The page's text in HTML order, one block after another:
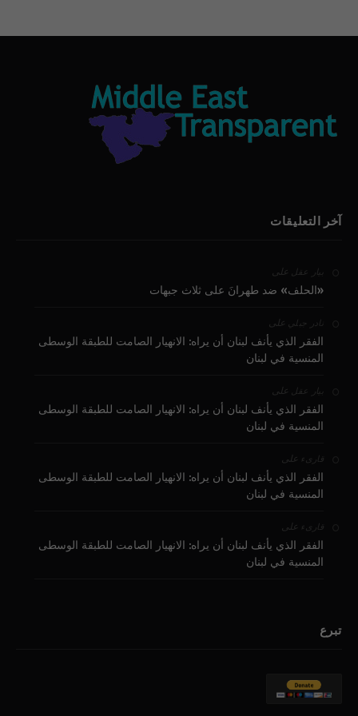
آخر التعليقات
بيار عقل على
«الحلف» ضد طهرانَ على ثلاث جبهات
نادر جبلي على
الفقر الذي يأنف لبنان أن يراه: الانهيار الصامت للطبقة الوسطى
المنسية في لبنان
بيار عقل على
الفقر الذي يأنف لبنان أن يراه: الانهيار الصامت للطبقة الوسطى
المنسية في لبنان
قارىء على
الفقر الذي يأنف لبنان أن يراه: الانهيار الصامت للطبقة الوسطى
المنسية في لبنان
قارىء على
الفقر الذي يأنف لبنان أن يراه: الانهيار الصامت للطبقة الوسطى
المنسية في لبنان
تبرع